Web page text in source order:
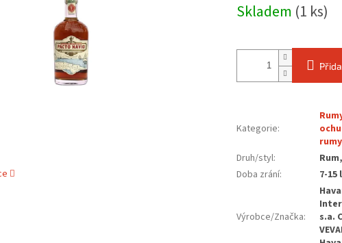
Skladem (1 ks)
Kategorie:
rumy
Druh/styl:
Doba zrání: 7-15
Výrobce/Značka:
s.a.